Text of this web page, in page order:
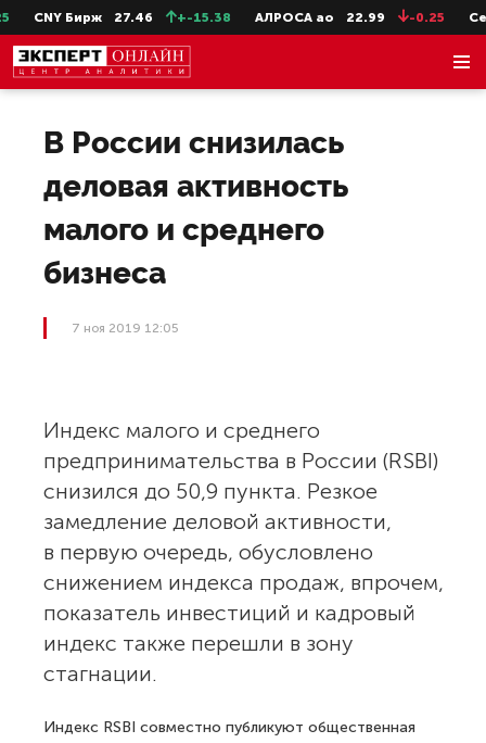
CNY Бирж 27.46 +-15.38 АЛРОСА ао 22.99 -0.25
В России снизилась
деловая активность
малого и среднего
бизнеса
7 ноя 2019 12:05
Индекс малого и среднего
предпринимательства в России (RSBI)
снизился до 50,9 пункта. Резкое
замедление деловой активности,
в первую очередь, обусловлено
снижением индекса продаж, впрочем,
показатель инвестиций и кадровый
индекс также перешли в зону
стагнации.
Индекс RSBI совместно публикуют общественная